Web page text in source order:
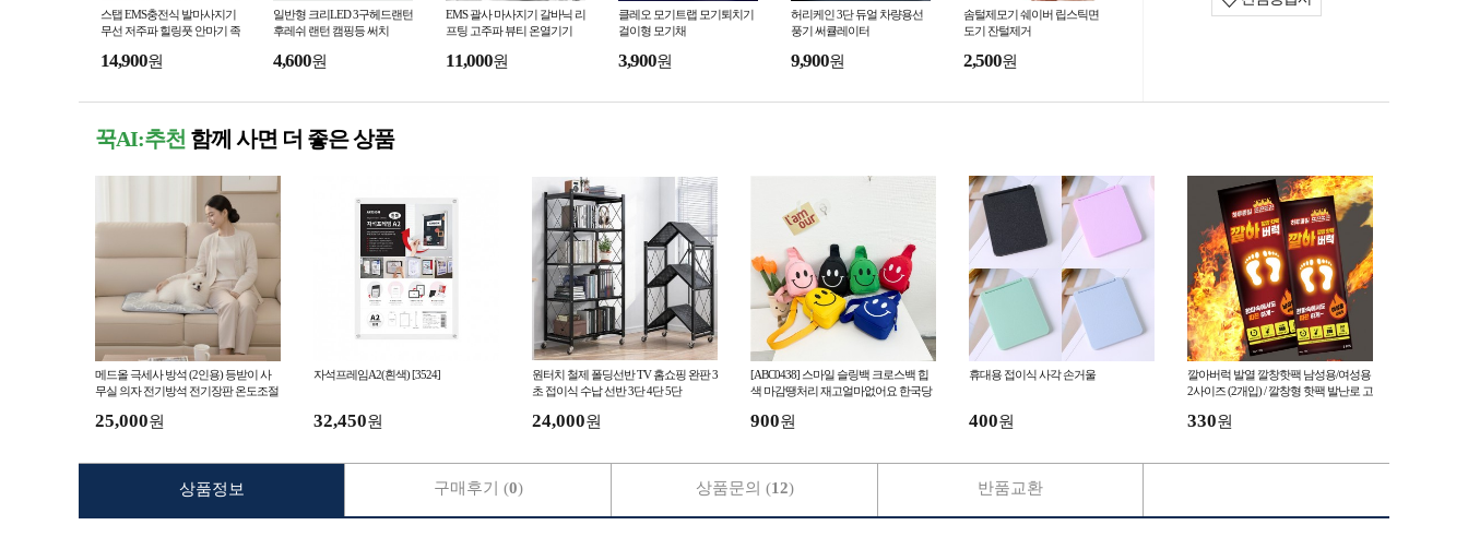
스탭 EMS충전식 발마사지기
무선 저주파 힐링풋 안마기 족
14,900원
일반형 크리LED 3구헤드랜턴
후레쉬 랜턴 캠핑등 써치
4,600원
EMS 괄사 마사지기 갈바닉 리
프팅 고주파 뷰티 온열기기
11,000원
클레오 모기트랩 모기퇴치기
걸이형 모기채
3,900원
허리케인 3단 듀얼 차량용선
풍기 써큘레이터
9,900원
솜털제모기 쉐이버 립스틱면
도기 잔털제거
2,500원
꾹AI:추천 함께 사면 더 좋은 상품
메드올 극세사 방석 (2인용) 등받이 사
무실 의자 전기방석 전기장판 온도조절
25,000원
자석프레임A2(흰색) [3524]
32,450원
원터치 철제 폴딩선반 TV 홈쇼핑 완판 3
초 접이식 수납 선반 3단 4단 5단
24,000원
[ABC0438] 스마일 슬링백 크로스백 힙
색 마감땡처리 재고얼마없어요 한국당
900원
휴대용 접이식 사각 손거울
400원
깔아버럭 발열 깔창핫팩 남성용/여성용
2사이즈 (2개입) / 깔창형 핫팩 발난로 고
330원
상품정보 구매후기 (0) 상품문의 (12) 반품교환